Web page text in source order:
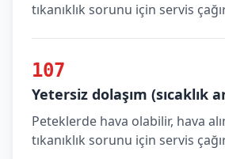
tıkanıklık sorunu için servis
107
Yetersiz dolaşım (sıcaklık
Peteklerde hava olabilir, hava
tıkanıklık sorunu için servis